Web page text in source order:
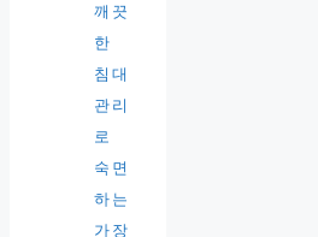
깨끗
한
침대
관리
로
숙면
하는
가장